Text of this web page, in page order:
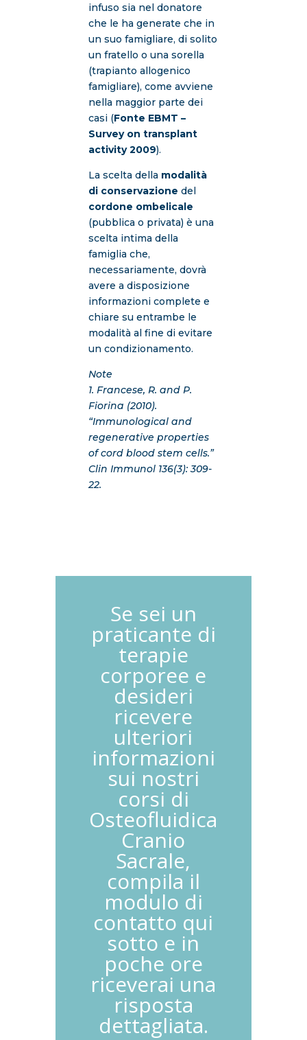
infuso sia nel donatore
che le ha generate che in
un suo famigliare, di solito
un fratello o una sorella
(trapianto allogenico
famigliare), come avviene
nella maggior parte dei
casi (Fonte EBMT –
Survey on transplant
activity 2009).
La scelta della modalità
di conservazione del
cordone ombelicale
(pubblica o privata) è una
scelta intima della
famiglia che,
necessariamente, dovrà
avere a disposizione
informazioni complete e
chiare su entrambe le
modalità al fine di evitare
un condizionamento.
Note
1. Francese, R. and P.
Fiorina (2010).
“Immunological and
regenerative properties
of cord blood stem cells.”
Clin Immunol 136(3): 309-
22.
Se sei un
praticante di
terapie
corporee e
desideri
ricevere
ulteriori
informazioni
sui nostri
corsi di
Osteofluidica
Cranio
Sacrale,
compila il
modulo di
contatto qui
sotto e in
poche ore
riceverai una
risposta
dettagliata.